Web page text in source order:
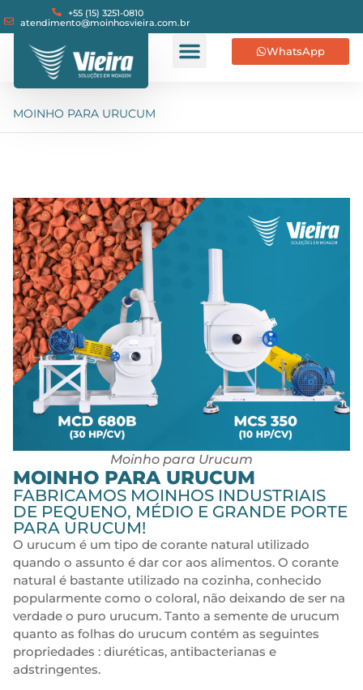
+55 (15) 3251-0810
atendimento@moinhosvieira.com.br
WhatsApp
MOINHO PARA URUCUM
Moinho para Urucum
MOINHO PARA URUCUM
FABRICAMOS MOINHOS INDUSTRIAIS
DE PEQUENO, MÉDIO E GRANDE PORTE
PARA URUCUM!
O urucum é um tipo de corante natural utilizado
quando o assunto é dar cor aos alimentos. O corante
natural é bastante utilizado na cozinha, conhecido
popularmente como o coloral, não deixando de ser na
verdade o puro urucum. Tanto a semente de urucum
quanto as folhas do urucum contém as seguintes
propriedades : diuréticas, antibacterianas e
adstringentes.